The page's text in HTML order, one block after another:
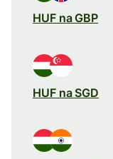
HUF na GBP
HUF na SGD